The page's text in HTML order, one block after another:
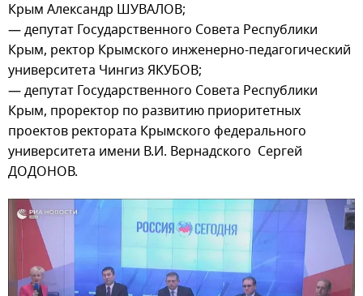
Крым Александр ШУВАЛОВ;
— депутат Государственного Совета Республики
Крым, ректор Крымского инженерно-педагогический
университета Чингиз ЯКУБОВ;
— депутат Государственного Совета Республики
Крым, проректор по развитию приоритетных
проектов ректората Крымского федерального
университета имени В.И. Вернадского Сергей
ДОДОНОВ.